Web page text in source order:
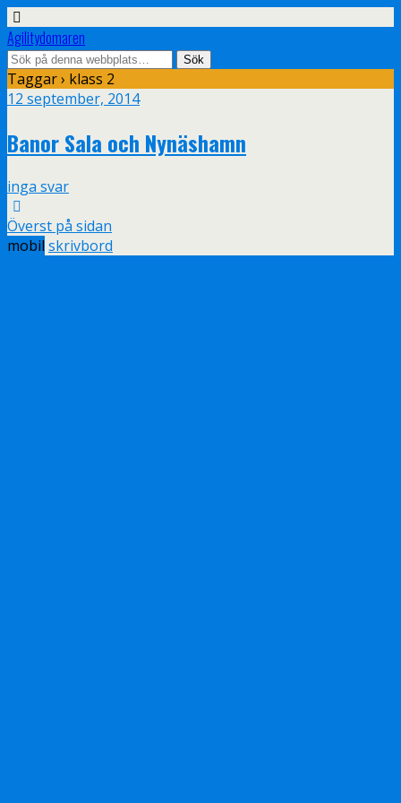
Agilitydomaren
Taggar › klass 2
12 september, 2014
Banor Sala och Nynäshamn
inga svar
Överst på sidan
mobil skrivbord